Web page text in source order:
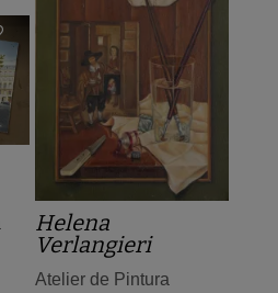
Helena
Verlangieri
Atelier de Pintura